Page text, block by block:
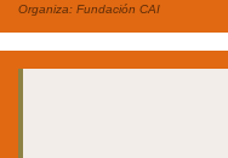
Organiza: Fundación CAI